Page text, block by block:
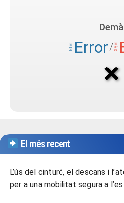
El més recent
L’ús del cinturó, el descans i
per a una mobilitat segura a